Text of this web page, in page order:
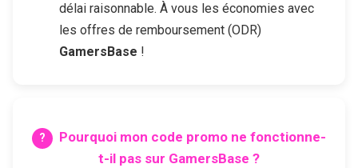
délai raisonnable. À vous les économies avec
les offres de remboursement (ODR)
GamersBase !
Pourquoi mon code promo ne fonctionne-
t-il pas sur GamersBase ?